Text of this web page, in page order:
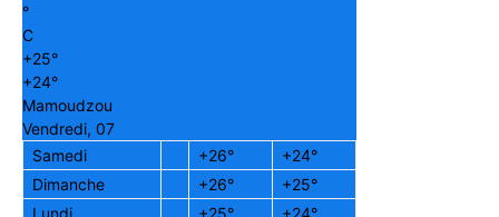
°
C
+25°
+24°
Mamoudzou
Vendredi, 07
Samedi
+26° +24°
Dimanche
+26° +25°